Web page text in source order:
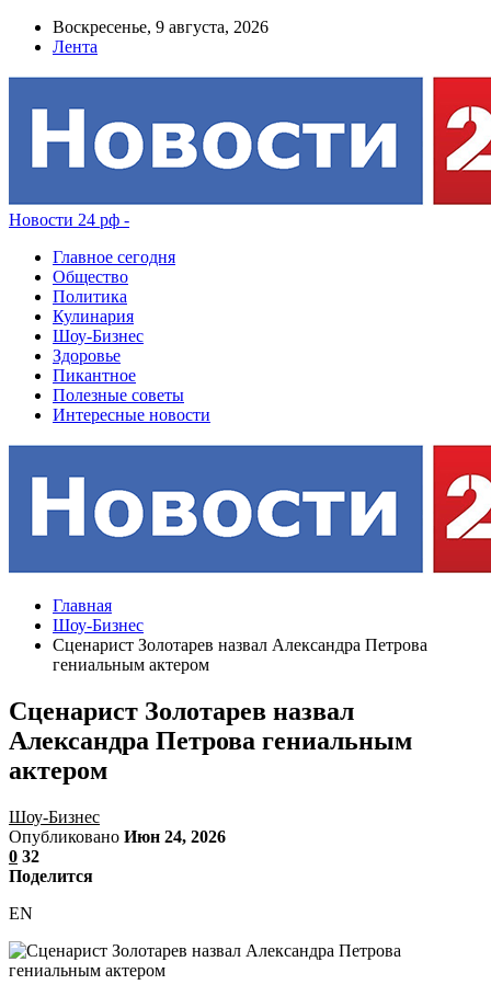
Воскресенье, 9 августа, 2026
Лента
Новости 24 рф -
Главное сегодня
Общество
Политика
Кулинария
Шоу-Бизнес
Здоровье
Пикантное
Полезные советы
Интересные новости
Главная
Шоу-Бизнес
Сценарист Золотарев назвал Александра Петрова
гениальным актером
Сценарист Золотарев назвал
Александра Петрова гениальным
актером
Шоу-Бизнес
Опубликовано Июн 24, 2026
0 32
Поделится
EN